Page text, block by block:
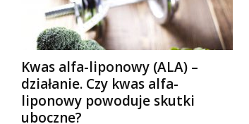
Kwas alfa-liponowy (ALA) –
działanie. Czy kwas alfa-
liponowy powoduje skutki
uboczne?